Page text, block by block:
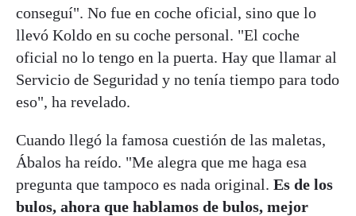
conseguí". No fue en coche oficial, sino que lo
llevó Koldo en su coche personal. "El coche
oficial no lo tengo en la puerta. Hay que llamar al
Servicio de Seguridad y no tenía tiempo para todo
eso", ha revelado.
Cuando llegó la famosa cuestión de las maletas,
Ábalos ha reído. "Me alegra que me haga esa
pregunta que tampoco es nada original. Es de los
bulos, ahora que hablamos de bulos, mejor